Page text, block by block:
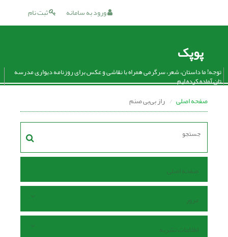
ثبت نام ورود به سامانه
پوپک
توجه! ما داستان، شعر، سرگرمی همراه با نقاشی و عکس برای روزنامه دیواری مدرسه
تان آماده کرده ایم.
صفحه اصلی راز بی‌بی صنم
صفحه اصلی
مرور
اطلاعات نشریه